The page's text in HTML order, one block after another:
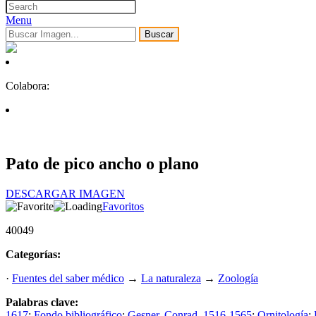
Menu
Buscar
Colabora:
Pato de pico ancho o plano
DESCARGAR IMAGEN
Favoritos
40049
Categorías:
· Fuentes del saber médico → La naturaleza → Zoología
Palabras clave: